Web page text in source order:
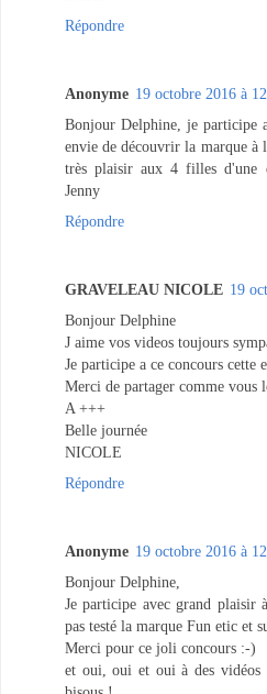
Répondre
Anonyme 19 octobre 2016 à
Bonjour Delphine, je participe
envie de découvrir la marque
très plaisir aux 4 filles d'une
Jenny
Répondre
GRAVELEAU NICOLE 19
Bonjour Delphine
J aime vos videos toujours
Je participe a ce concours cette
Merci de partager comme vous
A +++
Belle journée
NICOLE
Répondre
Anonyme 19 octobre 2016 à
Bonjour Delphine,
Je participe avec grand
pas testé la marque Fun etic et
Merci pour ce joli concours :-)
et oui, oui et oui à des vidéos